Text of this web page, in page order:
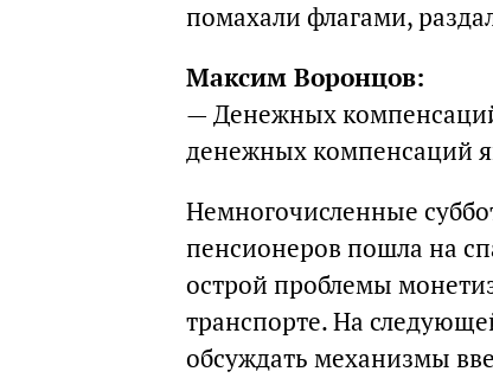
помахали флагами,
Максим Воронцов:
— Денежных
денежных компенсаций
Немногочисленные
пенсионеров пошла на
острой проблемы
транспорте. На
обсуждать механизмы